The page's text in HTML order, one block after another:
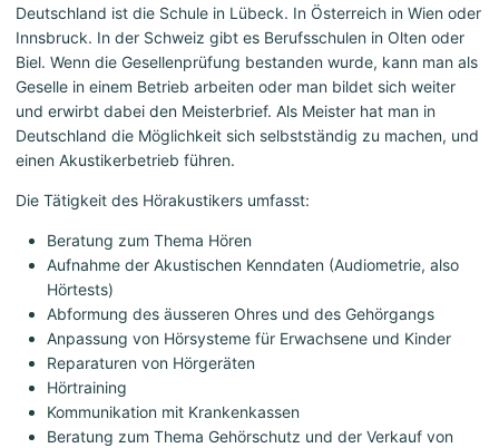
Deutschland ist die Schule in Lübeck. In Österreich in Wien oder
Innsbruck. In der Schweiz gibt es Berufsschulen in Olten oder
Biel. Wenn die Gesellenprüfung bestanden wurde, kann man als
Geselle in einem Betrieb arbeiten oder man bildet sich weiter
und erwirbt dabei den Meisterbrief. Als Meister hat man in
Deutschland die Möglichkeit sich selbstständig zu machen, und
einen Akustikerbetrieb führen.
Die Tätigkeit des Hörakustikers umfasst:
Beratung zum Thema Hören
Aufnahme der Akustischen Kenndaten (Audiometrie, also
Hörtests)
Abformung des äusseren Ohres und des Gehörgangs
Anpassung von Hörsysteme für Erwachsene und Kinder
Reparaturen von Hörgeräten
Hörtraining
Kommunikation mit Krankenkassen
Beratung zum Thema Gehörschutz und der Verkauf von